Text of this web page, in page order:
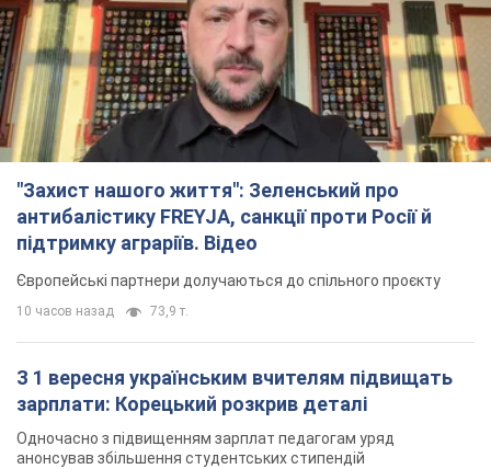
"Захист нашого життя": Зеленський про
антибалістику FREYJA, санкції проти Росії й
підтримку аграріїв. Відео
Європейські партнери долучаються до спільного проєкту
10 часов назад 73,9 т.
З 1 вересня українським вчителям підвищать
зарплати: Корецький розкрив деталі
Одночасно з підвищенням зарплат педагогам уряд
анонсував збільшення студентських стипендій